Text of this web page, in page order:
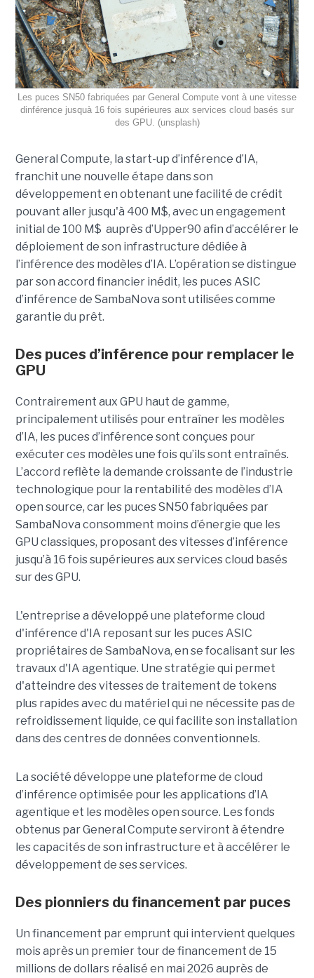
Les puces SN50 fabriquées par General Compute vont à une vitesse
dinférence jusquà 16 fois supérieures aux services cloud basés sur
des GPU. (unsplash)
General Compute, la start-up d’inférence d’IA,
franchit une nouvelle étape dans son
développement en obtenant une facilité de crédit
pouvant aller jusqu'à 400 M$, avec un engagement
initial de 100 M$ auprès d’Upper90 afin d’accélérer le
déploiement de son infrastructure dédiée à
l’inférence des modèles d’IA. L’opération se distingue
par son accord financier inédit, les puces ASIC
d’inférence de SambaNova sont utilisées comme
garantie du prêt.
Des puces d’inférence pour remplacer le
GPU
Contrairement aux GPU haut de gamme,
principalement utilisés pour entraîner les modèles
d’IA, les puces d’inférence sont conçues pour
exécuter ces modèles une fois qu’ils sont entraînés.
L’accord reflète la demande croissante de l’industrie
technologique pour la rentabilité des modèles d’IA
open source, car les puces SN50 fabriquées par
SambaNova consomment moins d’énergie que les
GPU classiques, proposant des vitesses d’inférence
jusqu’à 16 fois supérieures aux services cloud basés
sur des GPU.
L'entreprise a développé une plateforme cloud
d'inférence d'IA reposant sur les puces ASIC
propriétaires de SambaNova, en se focalisant sur les
travaux d'IA agentique. Une stratégie qui permet
d'atteindre des vitesses de traitement de tokens
plus rapides avec du matériel qui ne nécessite pas de
refroidissement liquide, ce qui facilite son installation
dans des centres de données conventionnels.
La société développe une plateforme de cloud
d’inférence optimisée pour les applications d’IA
agentique et les modèles open source. Les fonds
obtenus par General Compute serviront à étendre
les capacités de son infrastructure et à accélérer le
développement de ses services.
Des pionniers du financement par puces
Un financement par emprunt qui intervient quelques
mois après un premier tour de financement de 15
millions de dollars réalisé en mai 2026 auprès de